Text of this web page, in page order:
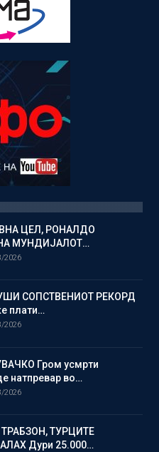
ЦЕЛ, РОНАЛДО
МУНДИЈАЛОТ…
2026
СОПСТВЕНИОТ РЕКОРД
плати…
2026
Гром усмрти
натпревар во…
2026
ТУРЦИТЕ
Дури 25.000…